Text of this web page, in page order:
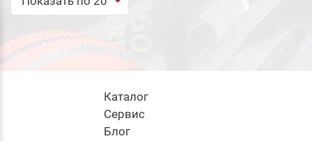
Каталог
Cервис
Блог